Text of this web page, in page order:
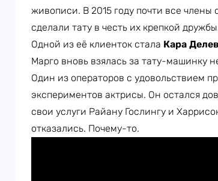
живописи. В 2015 году почти все
сделали тату в честь их крепкой
Одной из её клиенток стала Кара
Марго вновь взялась за тату-машинку
Один из операторов с удовольствием
экспериментов актрисы. Он остался
свои услуги Райану Гослингу и
отказались. Почему-то.